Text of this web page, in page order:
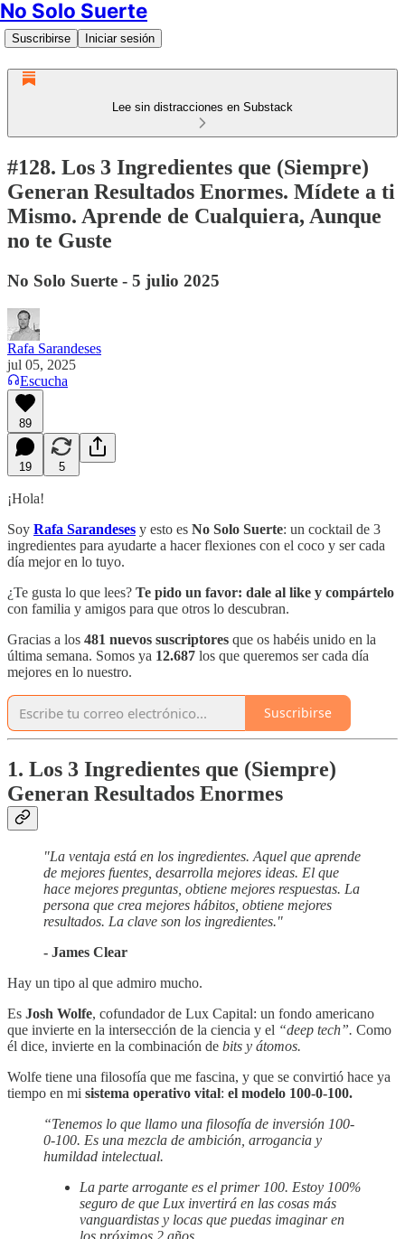
No Solo Suerte
Suscribirse Iniciar sesión
Lee sin distracciones en Substack
#128. Los 3 Ingredientes que (Siempre)
Generan Resultados Enormes. Mídete a ti
Mismo. Aprende de Cualquiera, Aunque
no te Guste
No Solo Suerte - 5 julio 2025
Rafa Sarandeses
jul 05, 2025
Escucha
89
19 5
¡Hola!
Soy Rafa Sarandeses y esto es No Solo Suerte: un cocktail de 3
ingredientes para ayudarte a hacer flexiones con el coco y ser cada
día mejor en lo tuyo.
¿Te gusta lo que lees? Te pido un favor: dale al like y compártelo
con familia y amigos para que otros lo descubran.
Gracias a los 481 nuevos suscriptores que os habéis unido en la
última semana. Somos ya 12.687 los que queremos ser cada día
mejores en lo nuestro.
Suscribirse
1. Los 3 Ingredientes que (Siempre)
Generan Resultados Enormes
"La ventaja está en los ingredientes. Aquel que aprende
de mejores fuentes, desarrolla mejores ideas. El que
hace mejores preguntas, obtiene mejores respuestas. La
persona que crea mejores hábitos, obtiene mejores
resultados. La clave son los ingredientes."
- James Clear
Hay un tipo al que admiro mucho.
Es Josh Wolfe, cofundador de Lux Capital: un fondo americano
que invierte en la intersección de la ciencia y el “deep tech”. Como
él dice, invierte en la combinación de bits y átomos.
Wolfe tiene una filosofía que me fascina, y que se convirtió hace ya
tiempo en mi sistema operativo vital: el modelo 100-0-100.
“Tenemos lo que llamo una filosofía de inversión 100-
0-100. Es una mezcla de ambición, arrogancia y
humildad intelectual.
La parte arrogante es el primer 100. Estoy 100%
seguro de que Lux invertirá en las cosas más
vanguardistas y locas que puedas imaginar en